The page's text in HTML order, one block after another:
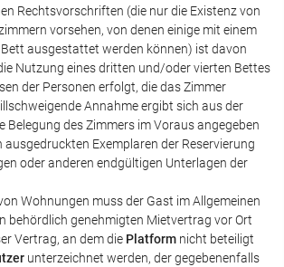
Rechtsvorschriften (die nur die Existenz von
vorsehen, von denen einige mit einem
ausgestattet werden können) ist davon
Nutzung eines dritten und/oder vierten Bettes
der Personen erfolgt, die das Zimmer
Annahme ergibt sich aus der
Belegung des Zimmers im Voraus angegeben
Exemplaren der Reservierung
oder anderen endgültigen Unterlagen der
Wohnungen muss der Gast im Allgemeinen
behördlich genehmigten Mietvertrag vor Ort
Vertrag, an dem die Platform nicht beteiligt
unterzeichnet werden, der gegebenenfalls